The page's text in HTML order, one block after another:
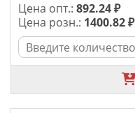
Цена опт.: 892.24 ₽
Цена розн.: 1400.82 ₽